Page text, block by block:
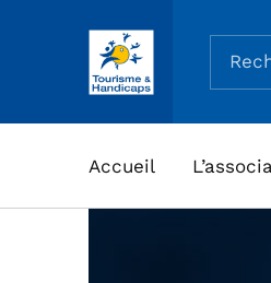
ASSOCIATION TOURISME ET HANDICAPS
Accueil